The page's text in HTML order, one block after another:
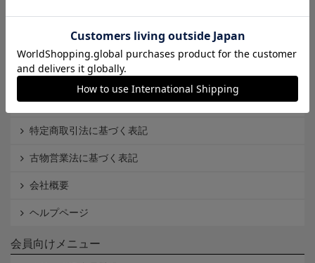
利用規約
個人情報保護方針
Cookieポリシー
特定商取引法に基づく表記
古物営業法に基づく表記
会社概要
ヘルプページ
会員向けメニュー